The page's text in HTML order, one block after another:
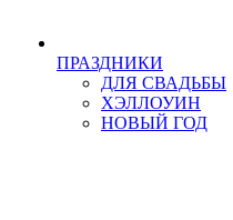
ПРАЗДНИКИ
ДЛЯ СВАДЬБЫ
ХЭЛЛОУИН
НОВЫЙ ГОД